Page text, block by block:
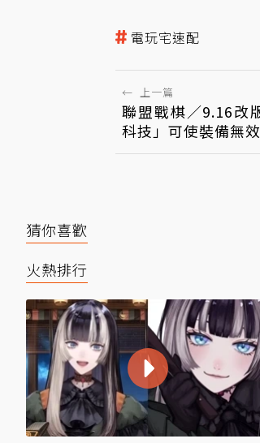
電玩宅速配
← 上一篇
聯盟戰棋／9.16改
科技」可使裝備無
猜你喜歡
火熱排行